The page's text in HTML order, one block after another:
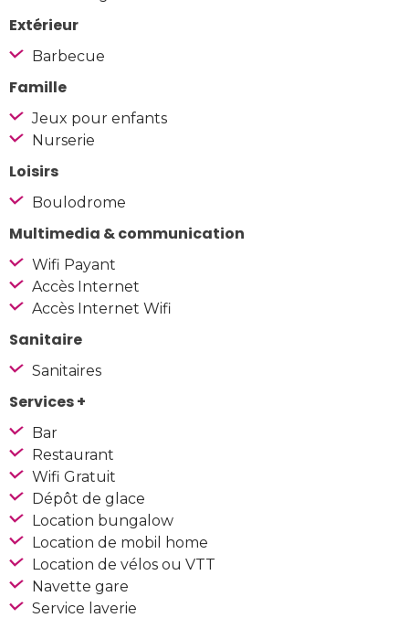
Extérieur
Barbecue
Famille
Jeux pour enfants
Nurserie
Loisirs
Boulodrome
Multimedia & communication
Wifi Payant
Accès Internet
Accès Internet Wifi
Sanitaire
Sanitaires
Services +
Bar
Restaurant
Wifi Gratuit
Dépôt de glace
Location bungalow
Location de mobil home
Location de vélos ou VTT
Navette gare
Service laverie